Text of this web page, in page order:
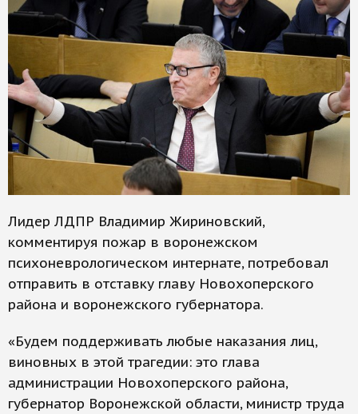
Лидер ЛДПР Владимир Жириновский,
комментируя пожар в воронежском
психоневрологическом интернате, потребовал
отправить в отставку главу Новохоперского
района и воронежского губернатора.
«Будем поддерживать любые наказания лиц,
виновных в этой трагедии: это глава
администрации Новохоперского района,
губернатор Воронежской области, министр труда